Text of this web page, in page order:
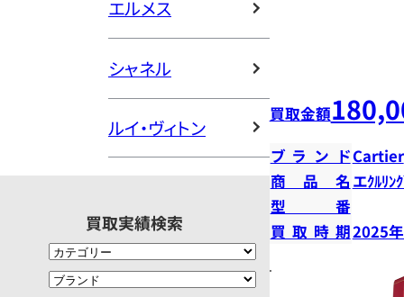
エルメス
シャネル
ルイ・ヴィトン
買取実績検索
買取金額
ブランドCartier
商品名 エｸﾙﾘﾝ
型番
買取時期2025